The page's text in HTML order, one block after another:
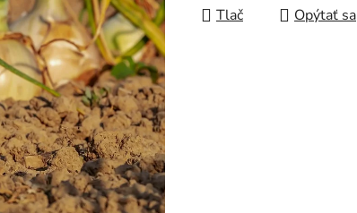
Tlač Opýtať sa